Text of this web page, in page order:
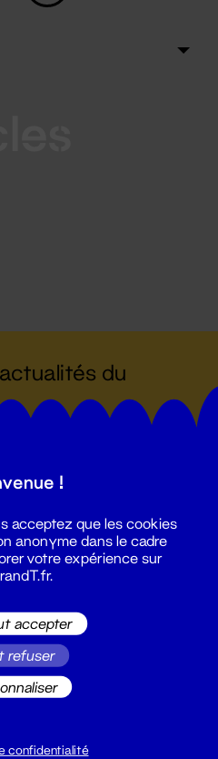
du
!
acceptez que les cookies
anonyme dans le cadre
votre expérience sur
accepter
refuser
confidentialité